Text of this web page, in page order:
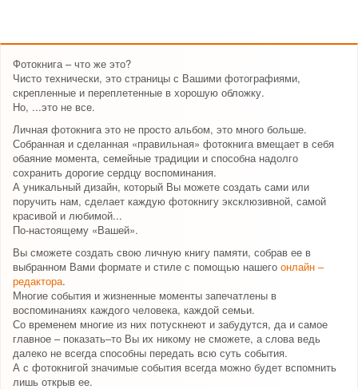
Фотокнига – что же это?
Чисто технически, это страницы с Вашими фотографиями,
скрепленные и переплетенные в хорошую обложку.
Но, ...это не все.
Личная фотокнига это не просто альбом, это много больше.
Собранная и сделанная «правильная» фотокнига вмещает в себя
обаяние момента, семейные традиции и способна надолго
сохранить дорогие сердцу воспоминания.
А уникальный дизайн, который Вы можете создать сами или
поручить нам, сделает каждую фотокнигу эксклюзивной, самой
красивой и любимой...
По-настоящему «Вашей».
Вы сможете создать свою личную книгу памяти, собрав ее в
выбранном Вами формате и стиле с помощью нашего онлайн –
редактора.
Многие события и жизненные моменты запечатлены в
воспоминаниях каждого человека, каждой семьи.
Со временем многие из них потускнеют и забудутся, да и самое
главное – показать–то Вы их никому не сможете, а слова ведь
далеко не всегда способны передать всю суть события.
А с фотокнигой значимые события всегда можно будет вспомнить
лишь открыв ее.